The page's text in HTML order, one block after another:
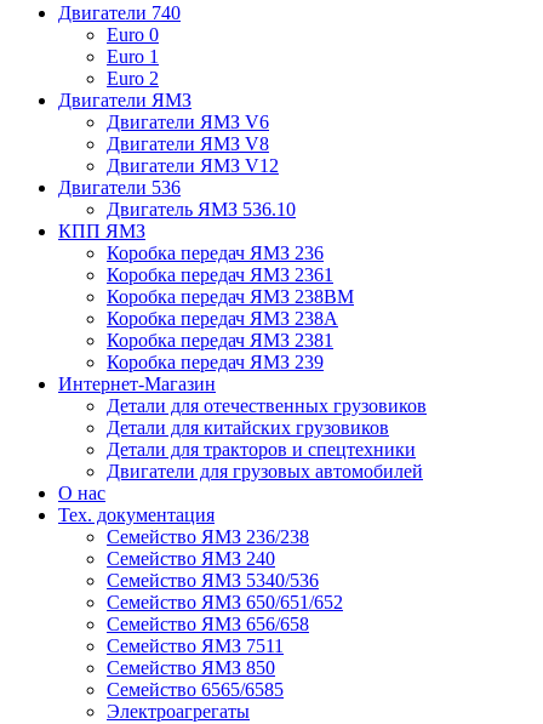
Двигатели 740
Euro 0
Euro 1
Euro 2
Двигатели ЯМЗ
Двигатели ЯМЗ V6
Двигатели ЯМЗ V8
Двигатели ЯМЗ V12
Двигатели 536
Двигатель ЯМЗ 536.10
КПП ЯМЗ
Коробка передач ЯМЗ 236
Коробка передач ЯМЗ 2361
Коробка передач ЯМЗ 238ВМ
Коробка передач ЯМЗ 238А
Коробка передач ЯМЗ 2381
Коробка передач ЯМЗ 239
Интернет-Магазин
Детали для отечественных грузовиков
Детали для китайских грузовиков
Детали для тракторов и спецтехники
Двигатели для грузовых автомобилей
О нас
Тех. документация
Семейство ЯМЗ 236/238
Семейство ЯМЗ 240
Семейство ЯМЗ 5340/536
Семейство ЯМЗ 650/651/652
Семейство ЯМЗ 656/658
Семейство ЯМЗ 7511
Семейство ЯМЗ 850
Семейство 6565/6585
Электроагрегаты